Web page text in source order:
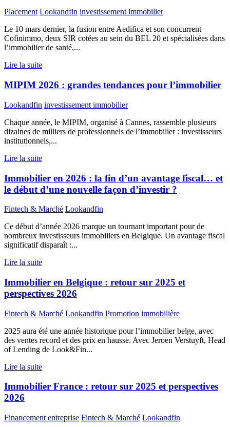
Placement Lookandfin investissement immobilier
Le 10 mars dernier, la fusion entre Aedifica et son concurrent
Cofinimmo, deux SIR cotées au sein du BEL 20 et spécialisées dans
l’immobilier de santé,...
Lire la suite
MIPIM 2026 : grandes tendances pour l’immobilier
Lookandfin investissement immobilier
Chaque année, le MIPIM, organisé à Cannes, rassemble plusieurs
dizaines de milliers de professionnels de l’immobilier : investisseurs
institutionnels,...
Lire la suite
Immobilier en 2026 : la fin d’un avantage fiscal… et
le début d’une nouvelle façon d’investir ?
Fintech & Marché Lookandfin
Ce début d’année 2026 marque un tournant important pour de
nombreux investisseurs immobiliers en Belgique. Un avantage fiscal
significatif disparaît :...
Lire la suite
Immobilier en Belgique : retour sur 2025 et
perspectives 2026
Fintech & Marché Lookandfin Promotion immobilière
2025 aura été une année historique pour l’immobilier belge, avec
des ventes record et des prix en hausse. Avec Jeroen Verstuyft, Head
of Lending de Look&Fin...
Lire la suite
Immobilier France : retour sur 2025 et perspectives
2026
Financement entreprise Fintech & Marché Lookandfin